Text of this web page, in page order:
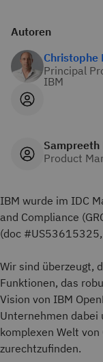
Autoren
Christophe
Principal
IBM
Sampreeth
Product
IBM wurde im IDC
and Compliance
(doc
Wir sind überzeugt,
Funktionen, das
Vision von IBM
Unternehmen dabei
komplexen Welt von
zurechtzufinden.